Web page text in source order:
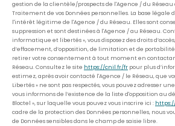
gestion de la clientèle/prospects de l'Agence / du Réseau
Traitement de vos Données personnelles. La base
l'intérêt légitime de l'Agence / du Réseau. Elles sont
suppression et sont destinées à l'Agence / au Réseau.
informatique et libertés », vous disposez des droits
d’effacement, d’opposition, de limitation et de portabilité
retirer votre consentement à tout moment en
Réseau. Consultez le site https://cnil.fr/fr pour plus
estimez, après avoir contacté l'Agence / le Réseau, que
Libertés » ne sont pas respectés, vous pouvez adresser
vous informons de l’existence de la liste d'opposition au
Bloctel », sur laquelle vous pouvez vous inscrire ici :
cadre de la protection des Données personnelles, nous
de Données sensibles dans le champ de saisie libre.